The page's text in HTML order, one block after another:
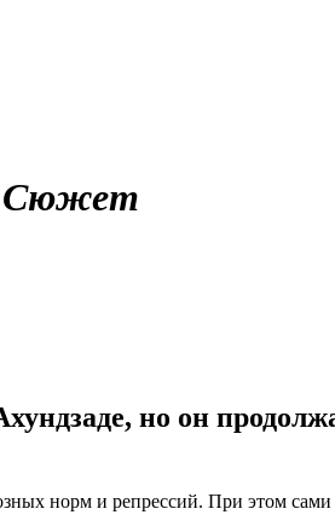
Сюжет
но он
норм и репрессий. При этом